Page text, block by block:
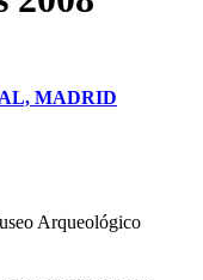
MADRID
Arqueológico